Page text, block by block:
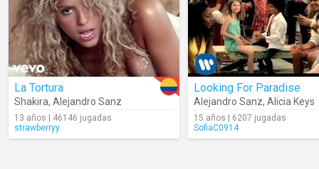
La Tortura
Shakira, Alejandro Sanz
13 años | 46146 jugadas
strawberryy
Looking For Paradise
Alejandro Sanz, Alicia Keys
15 años | 6207 jugadas
SofiaC0914